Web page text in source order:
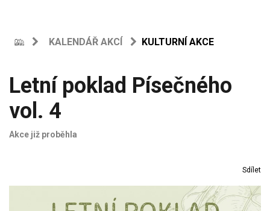
KALENDÁŘ AKCÍ KULTURNÍ AKCE
Letní poklad Písečného
vol. 4
Akce již proběhla
Sdílet